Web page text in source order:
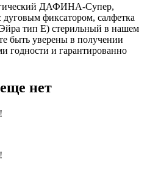
ДАФИНА-Супер,
фиксатором, салфетка
тип Е) стерильный в нашем
быть уверены в получении
годности и гарантированно
нет